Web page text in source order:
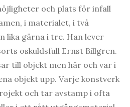
och plats för infall
i materialet, i två
lika gärna i tre. Han lever
oskuldsfull Ernst Billgren.
till objekt men här och var i
objekt upp. Varje konstverk
och tar avstamp i ofta